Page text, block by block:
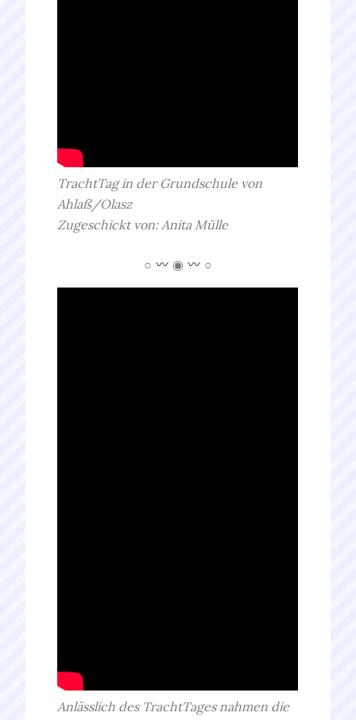
TrachtTag in der Grundschule von
Ahlaß/Olasz
Zugeschickt von: Anita Mülle
○ ◉ ○
Anlässlich des TrachtTages nahmen die